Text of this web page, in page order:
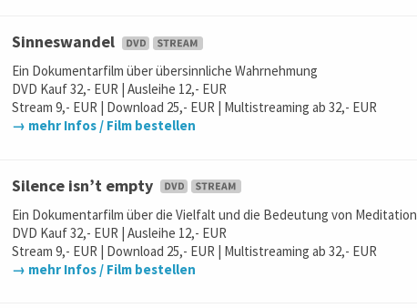
Sinneswandel
Ein Dokumentarfilm über übersinnliche Wahrnehmung
DVD Kauf 32,- EUR | Ausleihe 12,- EUR
Stream 9,- EUR | Download 25,- EUR | Multistreaming ab 32,- EUR
→ mehr Infos / Film bestellen
Silence isn’t empty
Ein Dokumentarfilm über die Vielfalt und die Bedeutung von Meditation
DVD Kauf 32,- EUR | Ausleihe 12,- EUR
Stream 9,- EUR | Download 25,- EUR | Multistreaming ab 32,- EUR
→ mehr Infos / Film bestellen